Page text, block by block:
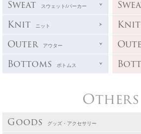
Sweat スウェット/パーカー
Knit ニット
Outer アウター
Bottoms ボトムス
Knit
Others
Goods グッズ・アクセサリー